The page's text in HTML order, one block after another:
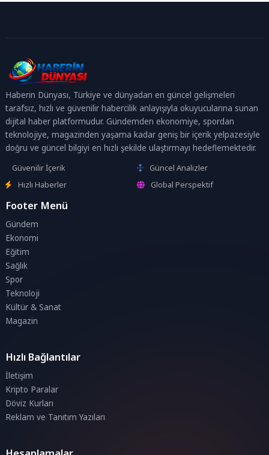
Haberin Dünyası, Türkiye ve dünyadan en güncel gelişmeleri
tarafsız, hızlı ve güvenilir habercilik anlayışıyla okuyucularına sunan
dijital haber platformudur. Gündemden ekonomiye, spordan
teknolojiye, magazinden yaşama kadar geniş bir içerik yelpazesiyle
doğru ve güncel bilgiyi en hızlı şekilde ulaştırmayı hedeflemektedir.
Güvenilir İçerik
Güncel Analizler
Hızlı Haberler
Global Perspektif
Footer Menü
Gündem
Ekonomi
Eğitim
Sağlık
Spor
Teknoloji
Kültür & Sanat
Magazin
Hızlı Bağlantılar
İletişim
Kripto Paralar
Döviz Kurları
Reklam ve Tanıtım Yazıları